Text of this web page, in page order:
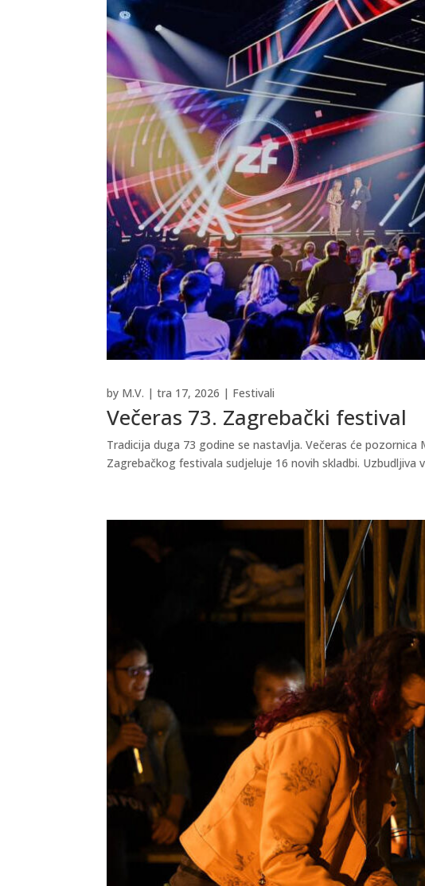
Večeras 73. Zagrebački festival
by M.V. |tra 17, 2026 | Festivali
Tradicija duga 73 godine se nastavlja. Večeras će
Zagrebačkog festivala sudjeluje 16 novih skladbi. Uzbudljiva